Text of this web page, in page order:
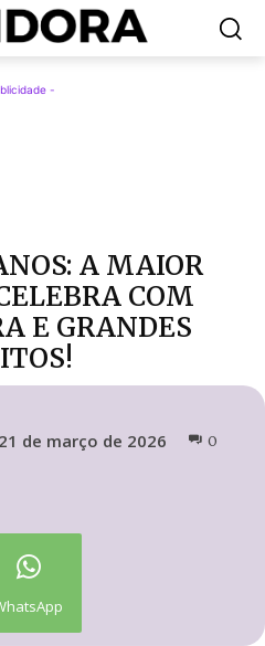
-
A MAIOR
COM
E GRANDES
21 de março de 2026 0